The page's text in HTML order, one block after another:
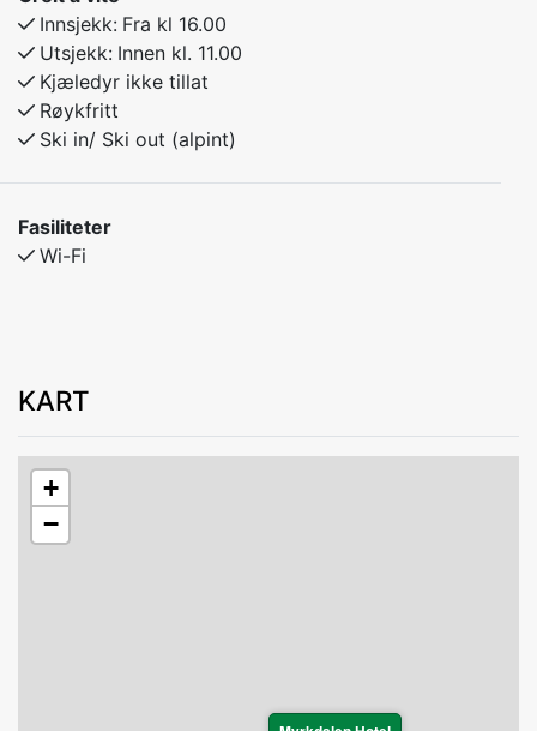
Innsjekk: Fra kl 16.00
Utsjekk: Innen kl. 11.00
Kjæledyr ikke tillat
Røykfritt
Ski in/ Ski out (alpint)
Fasiliteter
Wi-Fi
KART
+
−